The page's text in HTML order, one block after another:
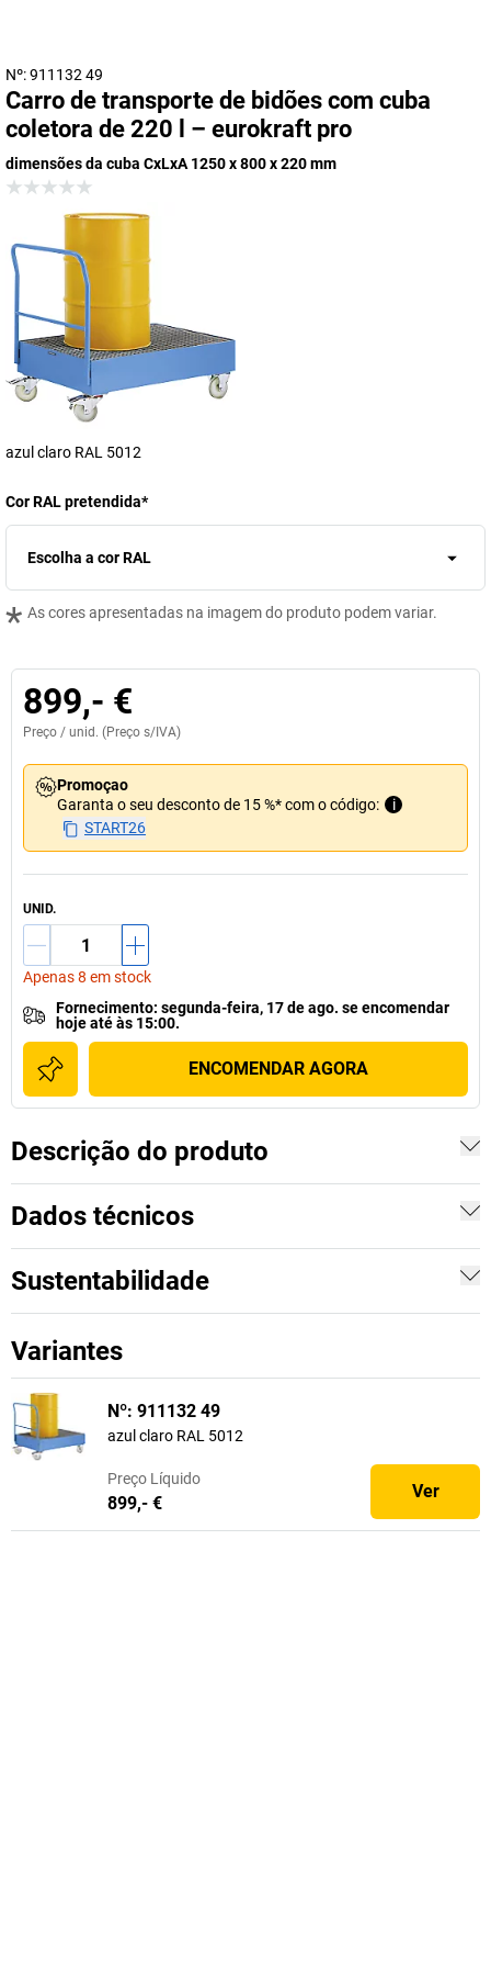
Nº: 911132 49
Carro de transporte de bidões com cuba
coletora de 220 l – eurokraft pro
dimensões da cuba CxLxA 1250 x 800 x 220 mm
azul claro RAL 5012
Cor RAL pretendida*
Escolha a cor RAL
* As cores apresentadas na imagem do produto podem variar.
899,- €
Preço / unid. (Preço s/IVA)
Promoçao
Garanta o seu desconto de 15 %* com o código:
i
START26
UNID.
Apenas 8 em stock
Fornecimento: segunda-feira, 17 de ago. seencomendar
hoje até às 15:00.
ENCOMENDAR AGORA
Descrição do produto
Dados técnicos
Sustentabilidade
Variantes
Nº: 911132 49
azul claro RAL 5012
Preço Líquido
899,- €
Ver